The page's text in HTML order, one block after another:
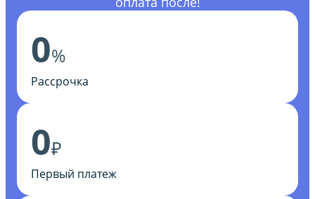
0%
Рассрочка
0₽
Первый платеж